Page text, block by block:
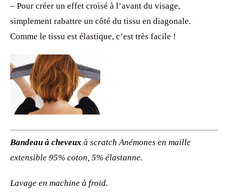
– Pour créer un effet croisé à l’avant du visage,
simplement rabattre un côté du tissu en diagonale.
Comme le tissu est élastique, c’est très facile !
Bandeau à cheveux à scratch Anémones en maille
extensible 95% coton, 5% élastanne.
Lavage en machine à froid.